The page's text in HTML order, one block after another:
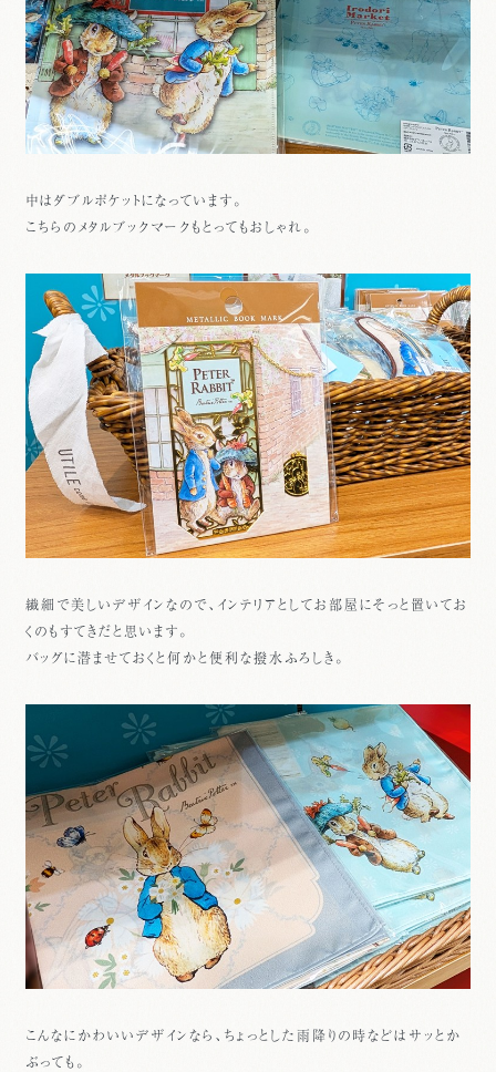
中はダブルポケットになっています。
こちらのメタルブックマークもとってもおしゃれ。
繊細で美しいデザインなので、インテリアとしてお部屋にそっと置いてお
くのもすてきだと思います。
バッグに潜ませておくと何かと便利な撥水ふろしき。
こんなにかわいいデザインなら、ちょっとした雨降りの時などはサッとか
ぶっても。